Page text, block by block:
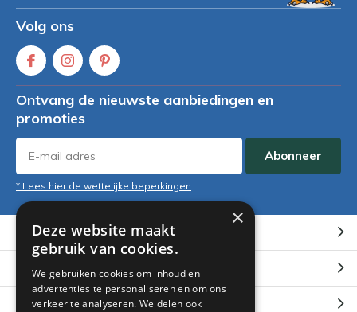
Volg ons
Ontvang de nieuwste aanbiedingen en
promoties
Abonneer
* Lees hier de wettelijke beperkingen
Klantenservice
Mijn account
Categorieën
×
Deze website maakt
gebruik van cookies.
We gebruiken cookies om inhoud en
advertenties te personaliseren en om ons
verkeer te analyseren. We delen ook